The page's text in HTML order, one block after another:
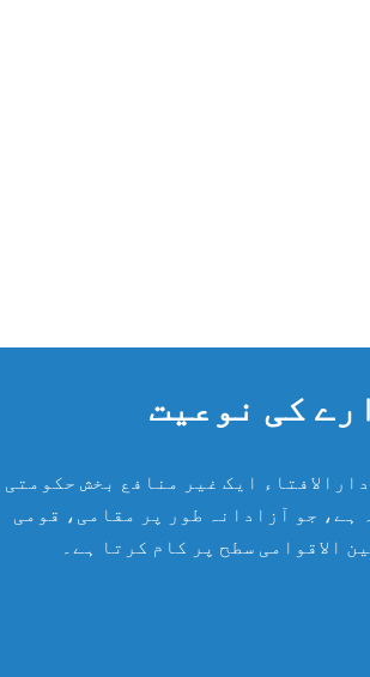
کی نوعیت
ایک غیر منافع بخش حکومتی
ہے، جو آزادانہ طور پر مقامی، قومی
الاقوامی سطح پر کام کرتا ہے۔